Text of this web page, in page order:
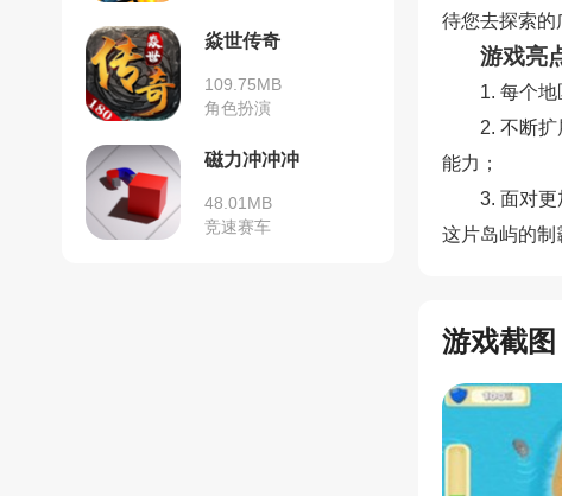
焱世传奇
109.75MB
角色扮演
磁力冲冲冲
48.01MB
竞速赛车
待您去探索的
游戏亮
1. 每个
2. 不断
能力；
3. 面对
这片岛屿的制
游戏截图